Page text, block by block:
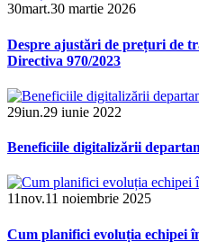
30mart.30 martie 2026
Despre ajustări de prețuri de
Directiva 970/2023
29iun.29 iunie 2022
Beneficiile digitalizării
11nov.11 noiembrie 2025
Cum planifici evoluția echipei